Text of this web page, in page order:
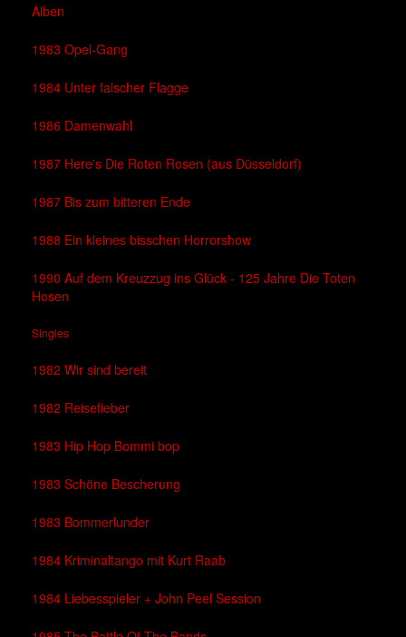
Alben
1983 Opel-Gang
1984 Unter falscher Flagge
1986 Damenwahl
1987 Here's Die Roten Rosen (aus Düsseldorf)
1987 Bis zum bitteren Ende
1988 Ein kleines bisschen Horrorshow
1990 Auf dem Kreuzzug ins Glück - 125 Jahre Die Toten
Hosen
Singles
1982 Wir sind bereit
1982 Reisefieber
1983 Hip Hop Bommi bop
1983 Schöne Bescherung
1983 Bommerlunder
1984 Kriminaltango mit Kurt Raab
1984 Liebesspieler + John Peel Session